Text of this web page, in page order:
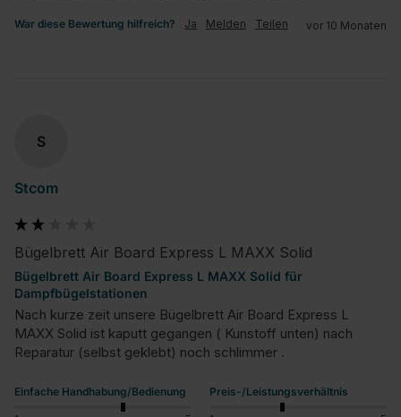
War diese Bewertung hilfreich? Ja Melden Teilen vor 10 Monaten
S
Stcom
Bügelbrett Air Board Express L MAXX Solid
Bügelbrett Air Board Express L MAXX Solid für
Dampfbügelstationen
Nach kurze zeit unsere Bügelbrett Air Board Express L
MAXX Solid ist kaputt gegangen ( Kunstoff unten) nach
Reparatur (selbst geklebt) noch schlimmer .
Einfache Handhabung/Bedienung Preis-/Leistungsverhältnis